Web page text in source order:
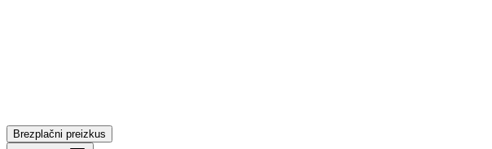
Brezplačni preizkus